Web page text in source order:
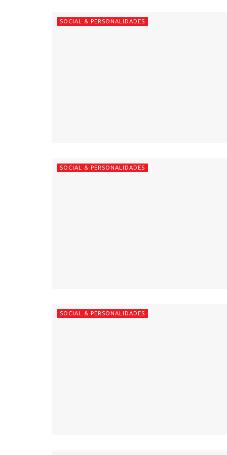
SOCIAL & PERSONALIDADES
SOCIAL & PERSONALIDADES
SOCIAL & PERSONALIDADES